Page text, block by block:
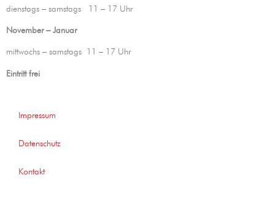
dienstags – samstags 11 – 17 Uhr
November – Januar
mittwochs – samstags 11 – 17 Uhr
Eintritt frei
Impressum
Datenschutz
Kontakt